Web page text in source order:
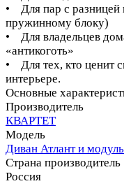
• Для пар с разницей
пружинному блоку)
• Для владельцев
«антикоготь»
• Для тех, кто ценит
интерьере.
Основные
Производитель
КВАРТЕТ
Модель
Диван Атлант и модуль
Страна производитель
Россия